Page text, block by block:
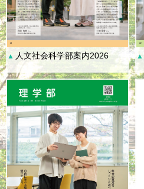
▲ 人文社会科学部案内2026 ▲